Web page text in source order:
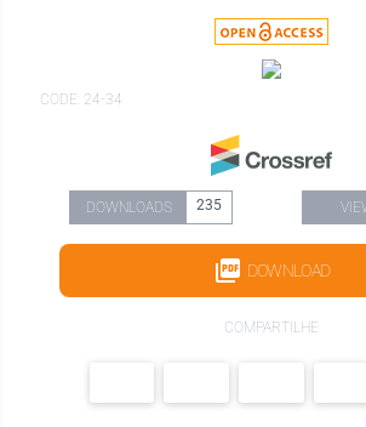
CODE: 24-34
DOWNLOADS 235
DOWNLOAD
COMPARTILHE